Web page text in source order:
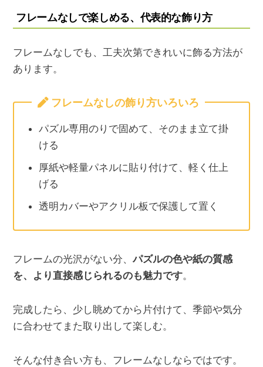
フレームなしで楽しめる、代表的な飾り方
フレームなしでも、工夫次第できれいに飾る方法が
あります。
フレームなしの飾り方いろいろ
パズル専用のりで固めて、そのまま立て掛
ける
厚紙や軽量パネルに貼り付けて、軽く仕上
げる
透明カバーやアクリル板で保護して置く
フレームの光沢がない分、パズルの色や紙の質感
を、より直接感じられるのも魅力です。
完成したら、少し眺めてから片付けて、季節や気分
に合わせてまた取り出して楽しむ。
そんな付き合い方も、フレームなしならではです。